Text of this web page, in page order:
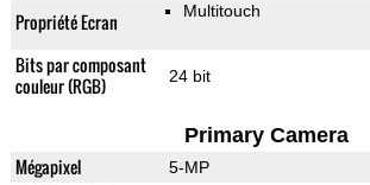
Propriété Ecran Multitouch
Bits par composant
couleur (RGB)
24 bit
Primary Camera
Mégapixel 5-MP